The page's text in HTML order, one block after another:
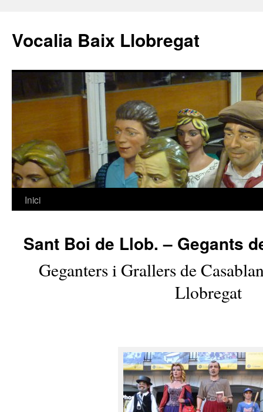
Vocalia Baix Llobregat
Vés
contingut
Inici
Sant Boi de Llob. – Gegants
Geganters i Grallers de
Llobregat